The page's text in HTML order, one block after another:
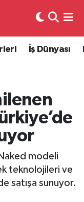
İş Dünyası
modeli
teknolojileri ve
satışa sunuyor.